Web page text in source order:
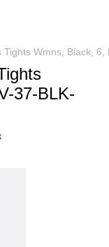
Tights Wmns, Black,
37-BLK-